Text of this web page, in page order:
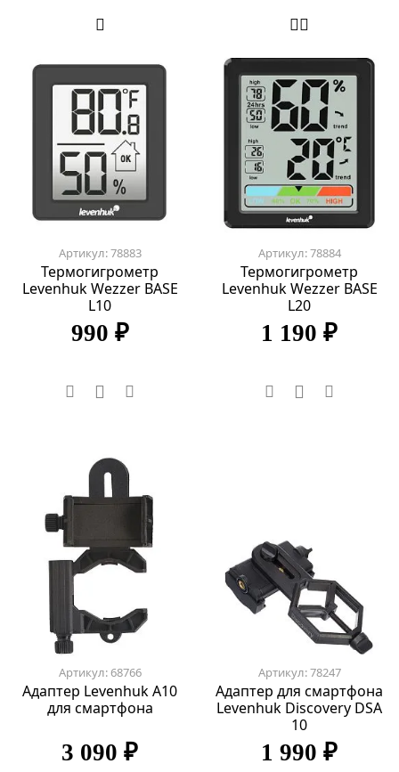
Артикул: 78883
Термогигрометр
Levenhuk Wezzer BASE
L10
990 ₽
Артикул: 78884
Термогигрометр
Levenhuk Wezzer BASE
L20
1 190 ₽
Артикул: 68766
Адаптер Levenhuk A10
для смартфона
3 090 ₽
Артикул: 78247
Адаптер для смартфона
Levenhuk Discovery DSA
10
1 990 ₽